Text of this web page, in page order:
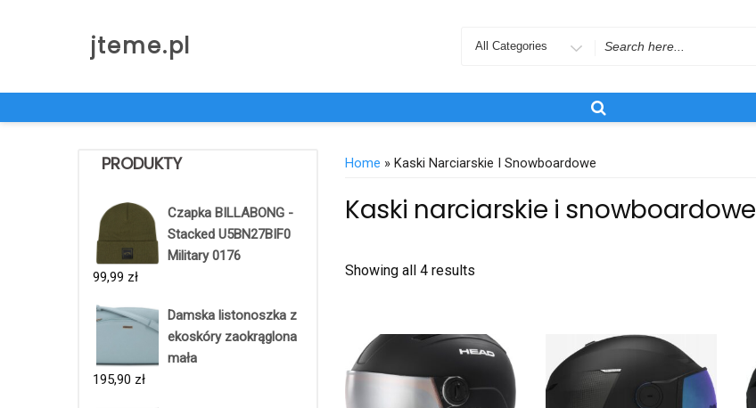
jteme.pl
Search
PRODUKTY
Czapka BILLABONG -
Stacked U5BN27BIF0
Military 0176
99,99 zł
Damska listonoszka z
ekoskóry zaokrąglona
mała
195,90 zł
Home » Kaski Narciarskie I Snowboardowe
Kaski narciarskie i snowboardowe
Showing all 4 results